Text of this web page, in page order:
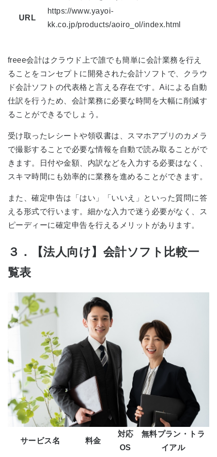
URL
https://www.yayoi-
kk.co.jp/products/aoiro_ol/index.html
freee会計はクラウド上で誰でも簡単に会計業務を行え
ることをコンセプトに開発された会計ソフトで、クラウ
ド会計ソフトの代表格と言える存在です。Aiによる自動
仕訳を行うため、会計業務に必要な時間を大幅に削減す
ることができるでしょう。
受け取ったレシートや領収書は、スマホアプリのカメラ
で撮影することで必要な情報を自動で読み取ることがで
きます。日付や金額、内訳などを入力する必要はなく、
スキマ時間にも効率的に業務を進めることができます。
また、確定申告は「はい」「いいえ」といった質問に答
える形式で行います。細かな入力で迷う必要がなく、ス
ピーディーに確定申告を行えるメリットがあります。
３．【法人向け】会計ソフト比較一
覧表
サービス名 料金
対応
OS
無料プラン・トラ
イアル